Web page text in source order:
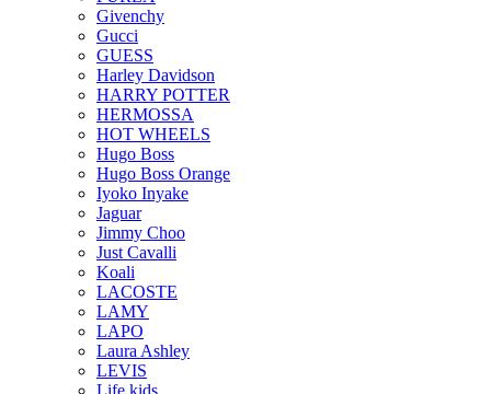
Givenchy
Gucci
GUESS
Harley Davidson
HARRY POTTER
HERMOSSA
HOT WHEELS
Hugo Boss
Hugo Boss Orange
Iyoko Inyake
Jaguar
Jimmy Choo
Just Cavalli
Koali
LACOSTE
LAMY
LAPO
Laura Ashley
LEVIS
Life kids